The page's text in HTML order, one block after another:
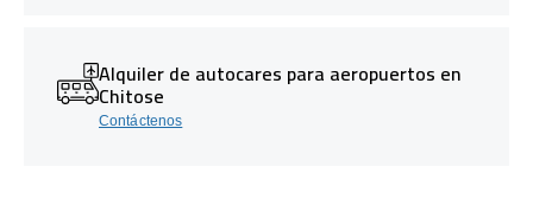
Alquiler de autocares para aeropuertos en
Chitose
Contáctenos